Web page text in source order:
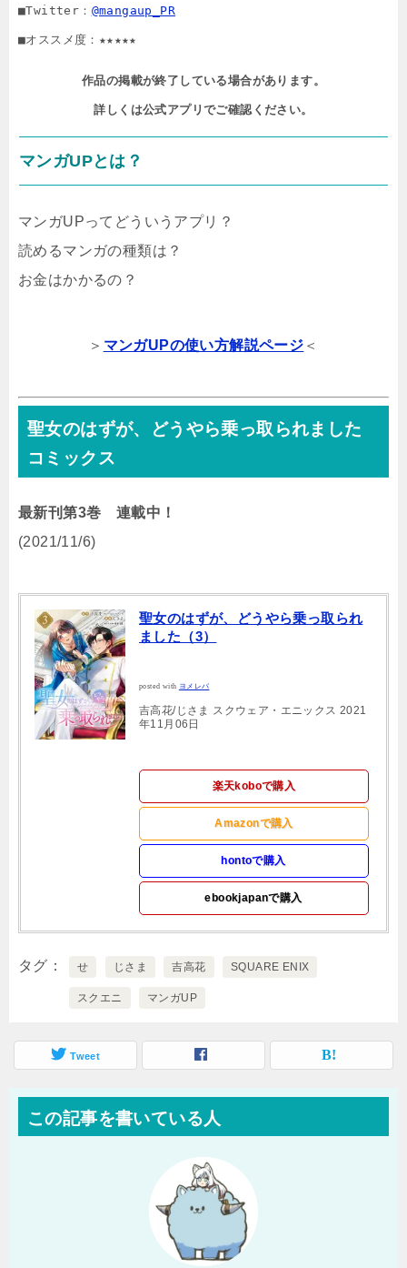
■Twitter： @mangaup_PR
■オススメ度：★★★★★
作品の掲載が終了している場合があります。
詳しくは公式アプリでご確認ください。
マンガUPとは？
マンガUPってどういうアプリ？
読めるマンガの種類は？
お金はかかるの？
＞ マンガUPの使い方解説ページ ＜
聖女のはずが、どうやら乗っ取られました
コミックス
最新刊第3巻 連載中！
(2021/11/6)
聖女のはずが、どうやら乗っ取られ
ました（3）
posted with ヨメレバ
吉高花/じさま スクウェア・エニックス 2021
年11月06日
楽天koboで購入
Amazonで購入
hontoで購入
ebookjapanで購入
タグ せ じさま 吉高花 SQUARE ENIX
スクエニ マンガUP
Tweet
この記事を書いている人